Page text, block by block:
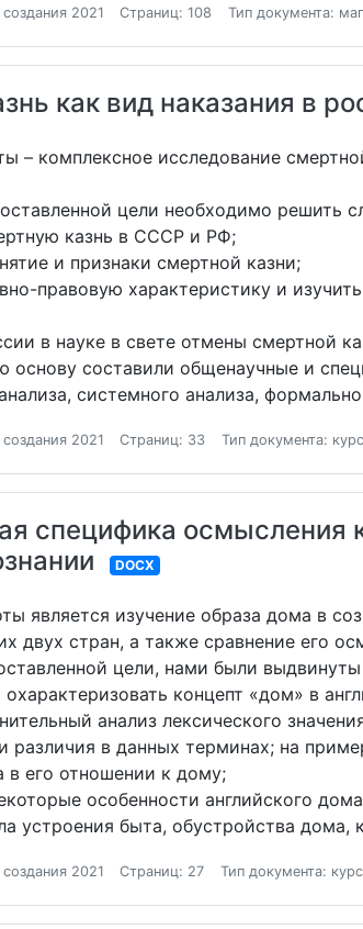
создания 2021 Страниц: 108 Тип документа:
как вид наказания в
– комплексное исследование
цели необходимо решить
казнь в СССР и РФ;
и признаки смертной казни;
правовую характеристику и
в науке в свете отмены смертной
основу составили общенаучные и
системного анализа,
создания 2021 Страниц: 33 Тип документа:
специфика осмысления
DOCX
является изучение образа дома в
двух стран, а также сравнение его
цели, нами были
концепт «дом» в
анализ лексического
различия в данных терминах; на
в его отношении к дому;
особенности английского
устроения быта, обустройства дома,
создания 2021 Страниц: 27 Тип документа: